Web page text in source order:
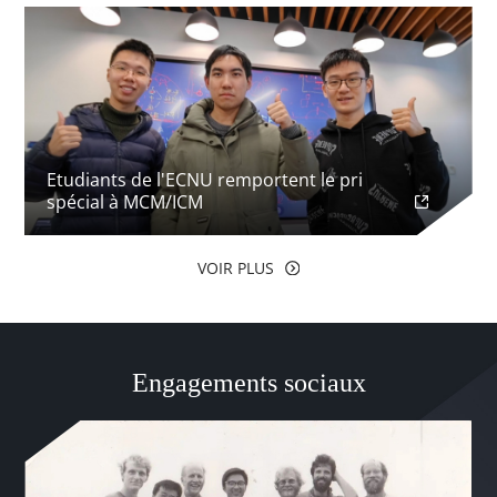
Etudiants de l'ECNU remportent le pri
spécial à MCM/ICM
VOIR PLUS
Engagements sociaux